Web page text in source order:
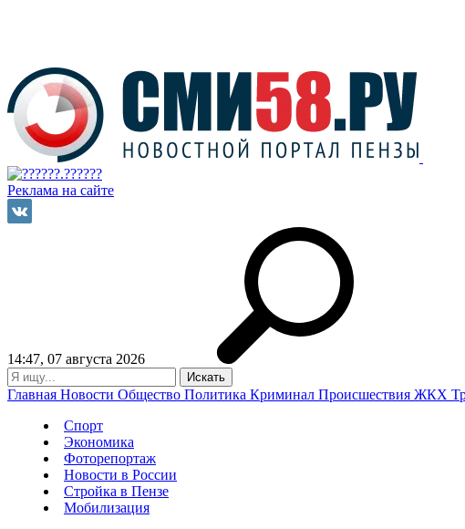
Реклама на сайте
14:47, 07 августа 2026
Главная Новости Общество Политика Криминал Происшествия ЖКХ
Спорт
Экономика
Фоторепортаж
Новости в России
Стройка в Пензе
Мобилизация